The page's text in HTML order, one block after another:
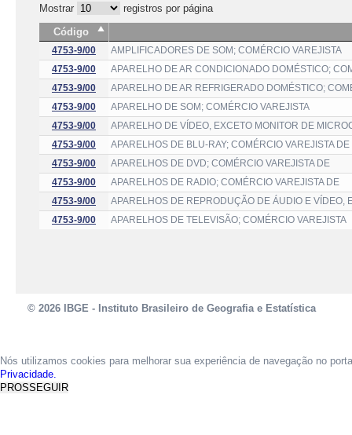
Mostrar
registros por página
Código
4753-9/00
AMPLIFICADORES DE SOM; COMÉRCIO VAREJISTA
4753-9/00
APARELHO DE AR CONDICIONADO DOMÉSTICO;
4753-9/00
APARELHO DE AR REFRIGERADO DOMÉSTICO;
4753-9/00
APARELHO DE SOM; COMÉRCIO VAREJISTA
4753-9/00
APARELHO DE VÍDEO, EXCETO MONITOR DE
4753-9/00
APARELHOS DE BLU-RAY; COMÉRCIO VAREJISTA DE
4753-9/00
APARELHOS DE DVD; COMÉRCIO VAREJISTA DE
4753-9/00
APARELHOS DE RADIO; COMÉRCIO VAREJISTA DE
4753-9/00
APARELHOS DE REPRODUÇÃO DE ÁUDIO E VÍDEO,
4753-9/00
APARELHOS DE TELEVISÃO; COMÉRCIO VAREJISTA
© 2026 IBGE - Instituto Brasileiro de Geografia e Estatística
Nós utilizamos cookies para melhorar sua experiência de navegação no
Privacidade.
PROSSEGUIR